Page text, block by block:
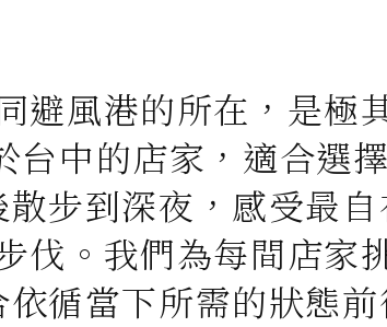
避風港的所在，是極
台中的店家，適合選
步到深夜，感受最
伐。我們為每間店家
循當下所需的狀態前